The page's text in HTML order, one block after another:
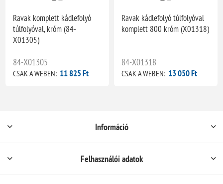
Ravak komplett kádlefolyó
túlfolyóval, króm (84-
X01305)
84-X01305
CSAK A WEBEN: 11 825 Ft
Ravak kádlefolyó túlfolyóval
komplett 800 króm (X01318)
84-X01318
CSAK A WEBEN: 13 050 Ft
Információ
Felhasználói adatok